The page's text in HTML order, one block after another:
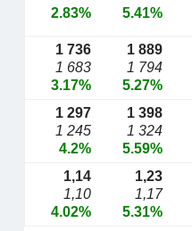
2.83%
5.41%
1 736
1 683
3.17%
1 889
1 794
5.27%
1 297
1 245
4.2%
1 398
1 324
5.59%
1,14
1,10
4.02%
1,23
1,17
5.31%